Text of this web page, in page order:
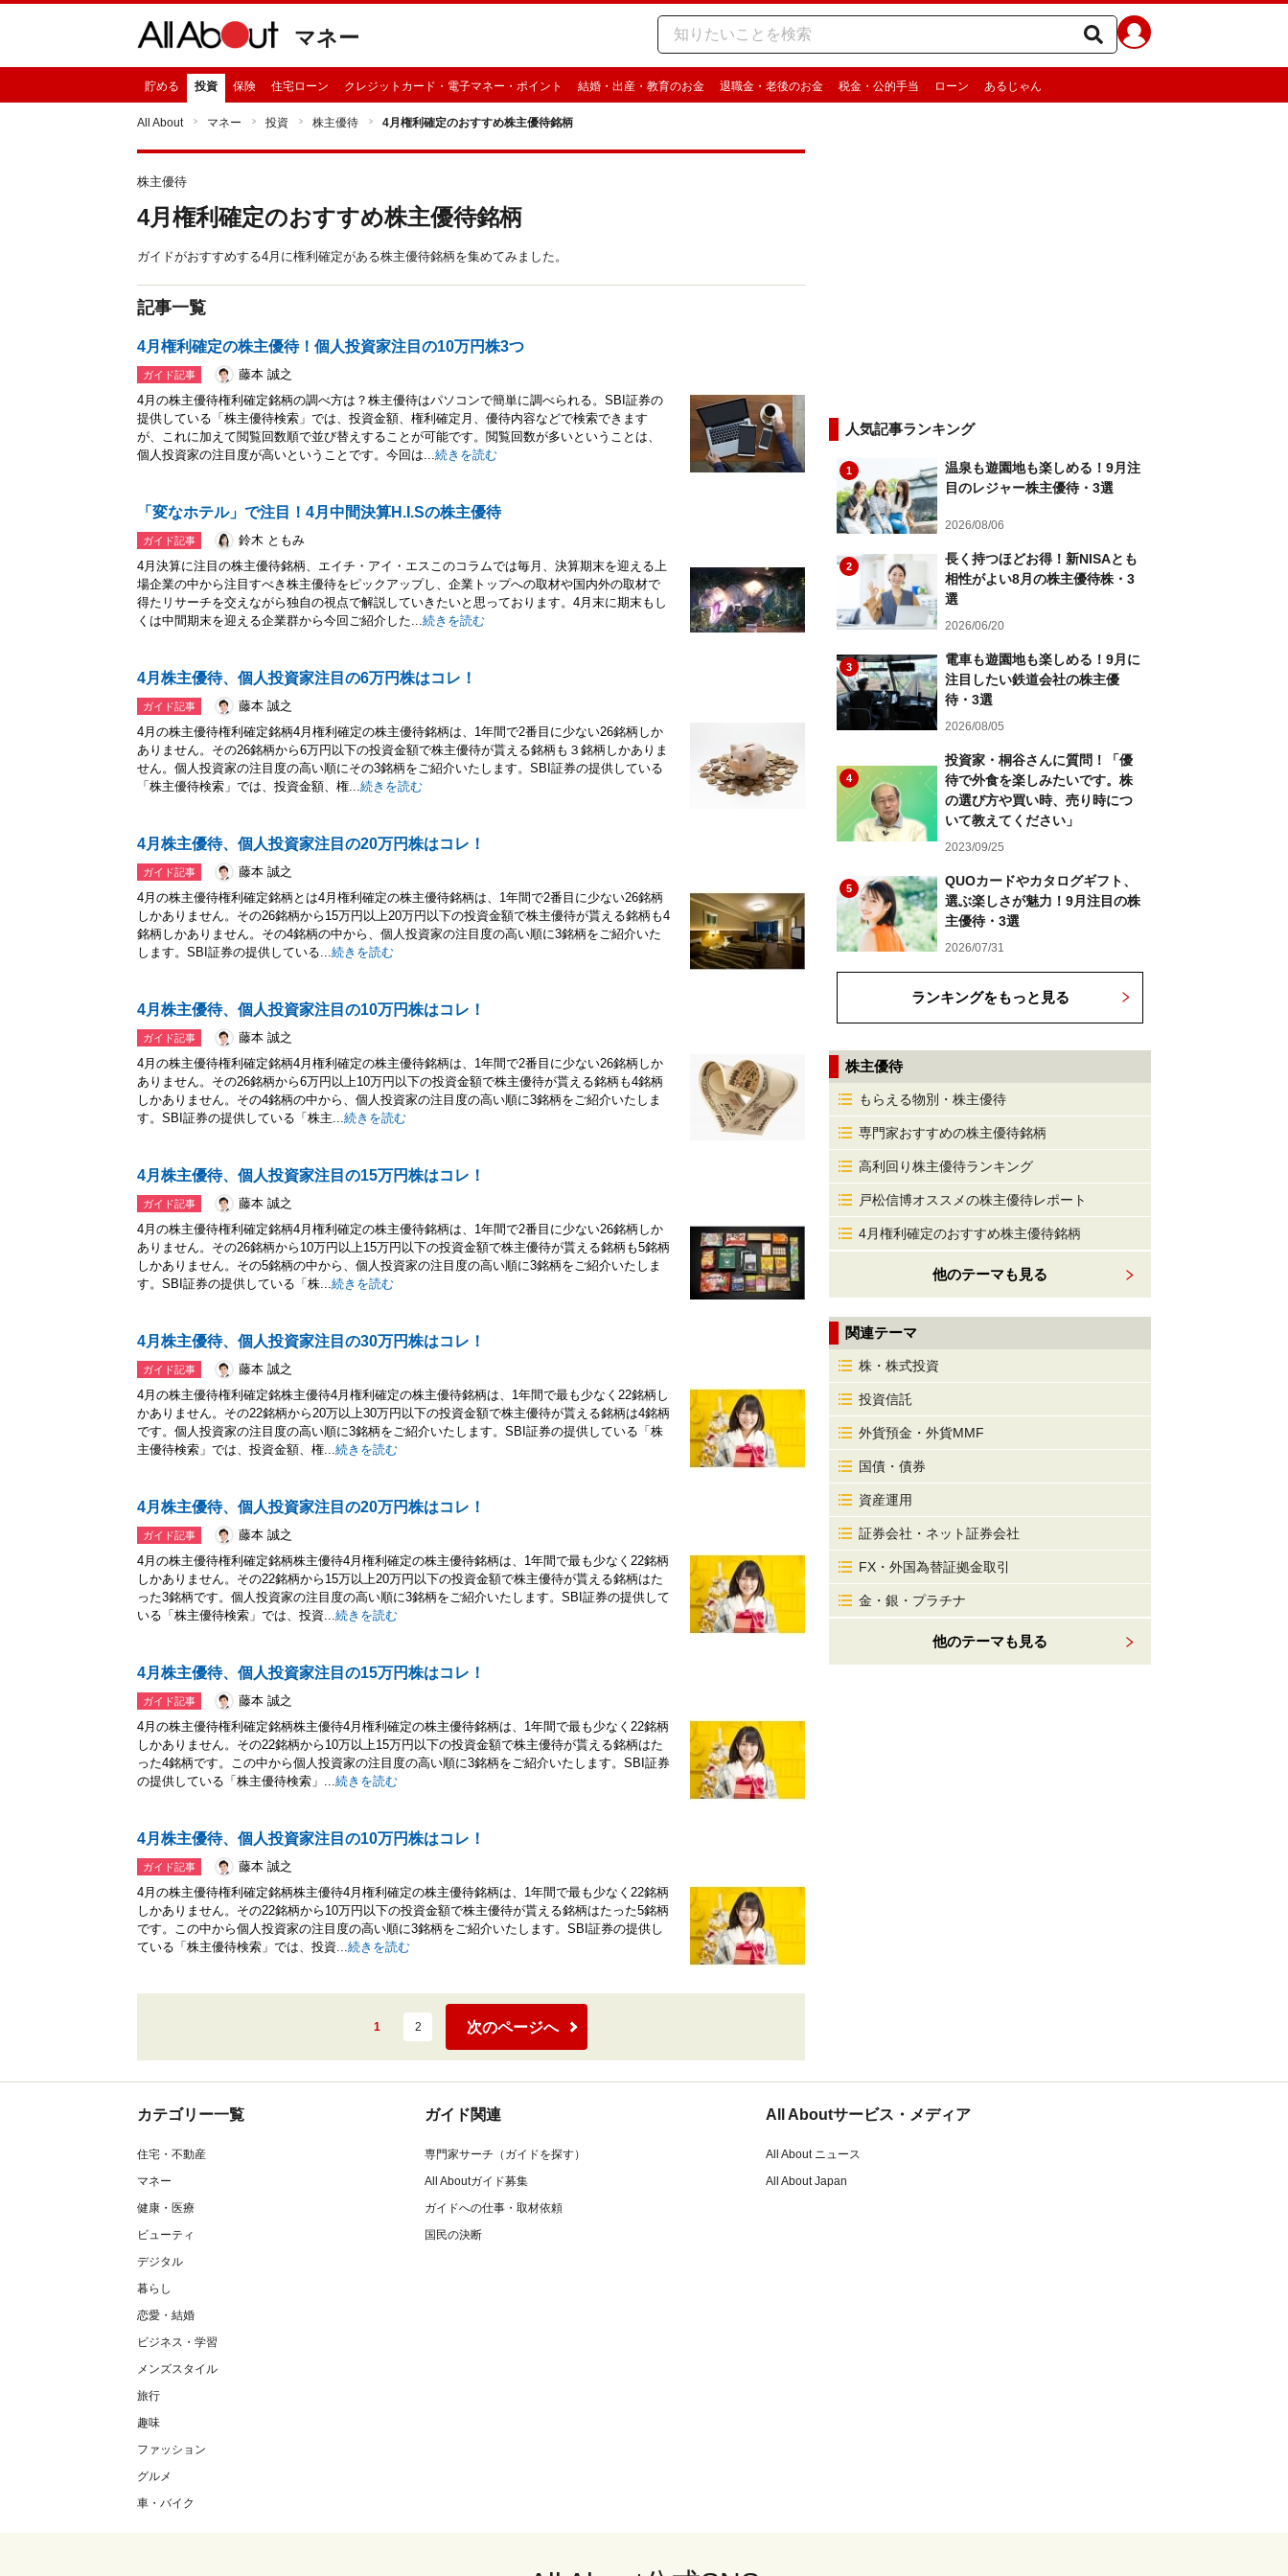
マネー
貯める 投資 保険 住宅ローン クレジットカード・電子マネー・ポイント 結婚・出産・教育のお金 退職金・老後のお金 税金・公的手当 ローン あるじゃん
All About マネー 投資 株主優待 4月権利確定のおすすめ株主優待銘柄
株主優待
4月権利確定のおすすめ株主優待銘柄
ガイドがおすすめする4月に権利確定がある株主優待銘柄を集めてみました。
記事一覧
4月権利確定の株主優待！個人投資家注目の10万円株3つ
ガイド記事
藤本 誠之
4月の株主優待権利確定銘柄の調べ方は？株主優待はパソコンで簡単に調べられる。SBI証券の
提供している「株主優待検索」では、投資金額、権利確定月、優待内容などで検索できます
が、これに加えて閲覧回数順で並び替えすることが可能です。閲覧回数が多いということは、
個人投資家の注目度が高いということです。今回は...続きを読む
「変なホテル」で注目！4月中間決算H.I.Sの株主優待
ガイド記事
鈴木 ともみ
4月決算に注目の株主優待銘柄、エイチ・アイ・エスこのコラムでは毎月、決算期末を迎える上
場企業の中から注目すべき株主優待をピックアップし、企業トップへの取材や国内外の取材で
得たリサーチを交えながら独自の視点で解説していきたいと思っております。4月末に期末もし
くは中間期末を迎える企業群から今回ご紹介した...続きを読む
4月株主優待、個人投資家注目の6万円株はコレ！
ガイド記事
藤本 誠之
4月の株主優待権利確定銘柄4月権利確定の株主優待銘柄は、1年間で2番目に少ない26銘柄しか
ありません。その26銘柄から6万円以下の投資金額で株主優待が貰える銘柄も３銘柄しかありま
せん。個人投資家の注目度の高い順にその3銘柄をご紹介いたします。SBI証券の提供している
「株主優待検索」では、投資金額、権...続きを読む
4月株主優待、個人投資家注目の20万円株はコレ！
ガイド記事
藤本 誠之
4月の株主優待権利確定銘柄とは4月権利確定の株主優待銘柄は、1年間で2番目に少ない26銘柄
しかありません。その26銘柄から15万円以上20万円以下の投資金額で株主優待が貰える銘柄も4
銘柄しかありません。その4銘柄の中から、個人投資家の注目度の高い順に3銘柄をご紹介いた
します。SBI証券の提供している...続きを読む
4月株主優待、個人投資家注目の10万円株はコレ！
ガイド記事
藤本 誠之
4月の株主優待権利確定銘柄4月権利確定の株主優待銘柄は、1年間で2番目に少ない26銘柄しか
ありません。その26銘柄から6万円以上10万円以下の投資金額で株主優待が貰える銘柄も4銘柄
しかありません。その4銘柄の中から、個人投資家の注目度の高い順に3銘柄をご紹介いたしま
す。SBI証券の提供している「株主...続きを読む
4月株主優待、個人投資家注目の15万円株はコレ！
ガイド記事
藤本 誠之
4月の株主優待権利確定銘柄4月権利確定の株主優待銘柄は、1年間で2番目に少ない26銘柄しか
ありません。その26銘柄から10万円以上15万円以下の投資金額で株主優待が貰える銘柄も5銘柄
しかありません。その5銘柄の中から、個人投資家の注目度の高い順に3銘柄をご紹介いたしま
す。SBI証券の提供している「株...続きを読む
4月株主優待、個人投資家注目の30万円株はコレ！
ガイド記事
藤本 誠之
4月の株主優待権利確定銘株主優待4月権利確定の株主優待銘柄は、1年間で最も少なく22銘柄し
かありません。その22銘柄から20万以上30万円以下の投資金額で株主優待が貰える銘柄は4銘柄
です。個人投資家の注目度の高い順に3銘柄をご紹介いたします。SBI証券の提供している「株
主優待検索」では、投資金額、権...続きを読む
4月株主優待、個人投資家注目の20万円株はコレ！
ガイド記事
藤本 誠之
4月の株主優待権利確定銘柄株主優待4月権利確定の株主優待銘柄は、1年間で最も少なく22銘柄
しかありません。その22銘柄から15万以上20万円以下の投資金額で株主優待が貰える銘柄はた
った3銘柄です。個人投資家の注目度の高い順に3銘柄をご紹介いたします。SBI証券の提供して
いる「株主優待検索」では、投資...続きを読む
4月株主優待、個人投資家注目の15万円株はコレ！
ガイド記事
藤本 誠之
4月の株主優待権利確定銘柄株主優待4月権利確定の株主優待銘柄は、1年間で最も少なく22銘柄
しかありません。その22銘柄から10万以上15万円以下の投資金額で株主優待が貰える銘柄はた
った4銘柄です。この中から個人投資家の注目度の高い順に3銘柄をご紹介いたします。SBI証券
の提供している「株主優待検索」...続きを読む
4月株主優待、個人投資家注目の10万円株はコレ！
ガイド記事
藤本 誠之
4月の株主優待権利確定銘柄株主優待4月権利確定の株主優待銘柄は、1年間で最も少なく22銘柄
しかありません。その22銘柄から10万円以下の投資金額で株主優待が貰える銘柄はたった5銘柄
です。この中から個人投資家の注目度の高い順に3銘柄をご紹介いたします。SBI証券の提供し
ている「株主優待検索」では、投資...続きを読む
1 2 次のページへ
人気記事ランキング
1
温泉も遊園地も楽しめる！9月注
目のレジャー株主優待・3選
2026/08/06
2
長く持つほどお得！新NISAとも
相性がよい8月の株主優待株・3
選
2026/06/20
3
電車も遊園地も楽しめる！9月に
注目したい鉄道会社の株主優
待・3選
2026/08/05
4
投資家・桐谷さんに質問！「優
待で外食を楽しみたいです。株
の選び方や買い時、売り時につ
いて教えてください」
2023/09/25
5
QUOカードやカタログギフト、
選ぶ楽しさが魅力！9月注目の株
主優待・3選
2026/07/31
ランキングをもっと見る
株主優待
もらえる物別・株主優待
専門家おすすめの株主優待銘柄
高利回り株主優待ランキング
戸松信博オススメの株主優待レポート
4月権利確定のおすすめ株主優待銘柄
他のテーマも見る
関連テーマ
株・株式投資
投資信託
外貨預金・外貨MMF
国債・債券
資産運用
証券会社・ネット証券会社
FX・外国為替証拠金取引
金・銀・プラチナ
他のテーマも見る
カテゴリー一覧
住宅・不動産
マネー
健康・医療
ビューティ
デジタル
暮らし
恋愛・結婚
ビジネス・学習
メンズスタイル
旅行
趣味
ファッション
グルメ
車・バイク
ガイド関連
専門家サーチ（ガイドを探す）
All Aboutガイド募集
ガイドへの仕事・取材依頼
国民の決断
All Aboutサービス・メディア
All About ニュース
All About Japan